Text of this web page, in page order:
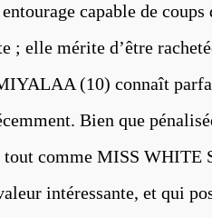
capable de coups
; elle mérite d’être
(10) connaît
Bien que
comme MISS WHITE
intéressante, et qui